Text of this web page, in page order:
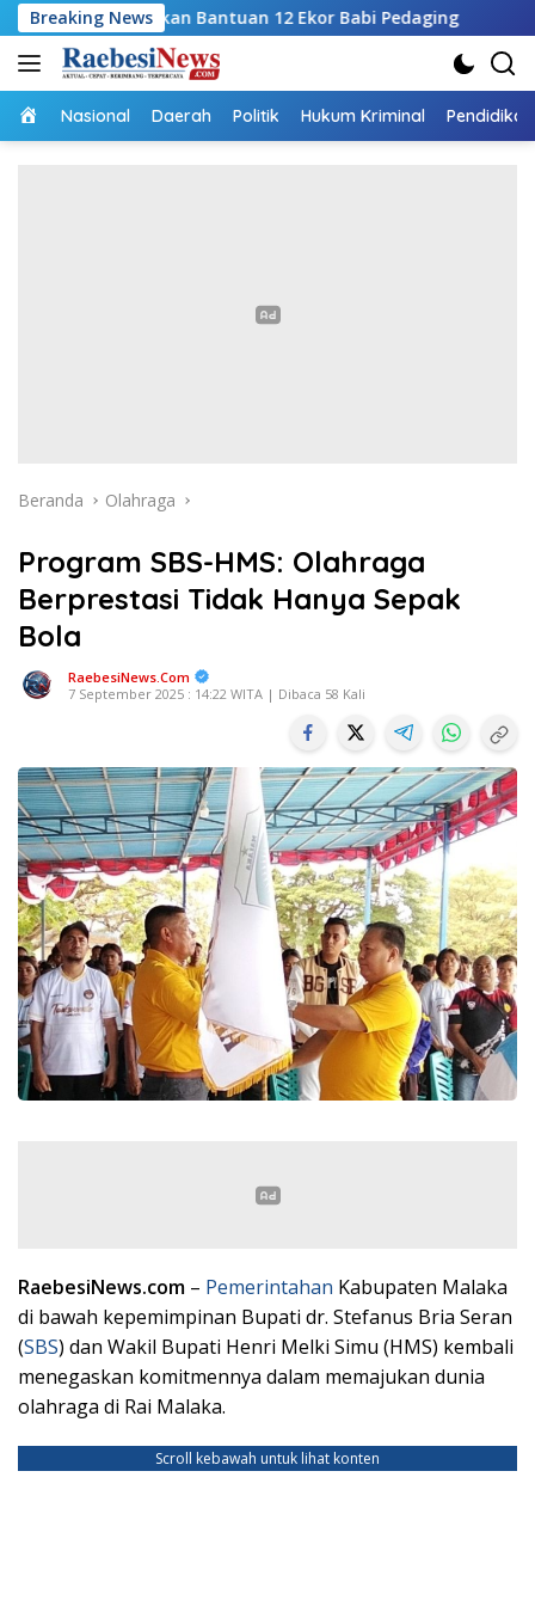
Langsung
ke
konten
Breaking News
Bantuan 12 Ekor Babi Pedaging RSUPP Betun
Home
Nasional Daerah Politik Hukum Kriminal Pendidikan
Beranda Olahraga
Program SBS-HMS: Olahraga
Berprestasi Tidak Hanya Sepak
Bola
RaebesiNews.Com
7 September 2025 : 14:22 WITA | Dibaca 58 Kali
RaebesiNews.com – Pemerintahan Kabupaten Malaka
di bawah kepemimpinan Bupati dr. Stefanus Bria Seran
(SBS) dan Wakil Bupati Henri Melki Simu (HMS) kembali
menegaskan komitmennya dalam memajukan dunia
olahraga di Rai Malaka.
Scroll kebawah untuk lihat konten